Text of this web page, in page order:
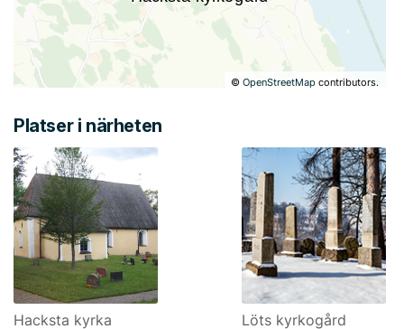
©OpenStreetMap contributors.
Platser i närheten
Hacksta kyrka Löts kyrkogård